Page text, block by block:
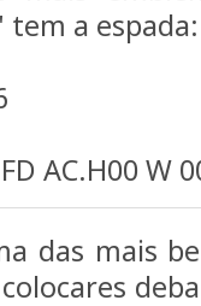
a espada:
AC.H00 W
das mais